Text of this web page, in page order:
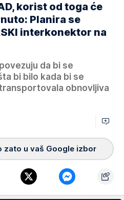
korist od toga će
Planira se
interkonektor na
da bi se
bi bilo kada bi se
obnovljiva
zato u vaš Google izbor